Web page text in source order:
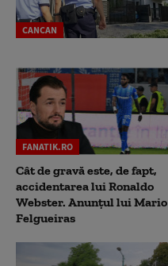
CANCAN
FANATIK.RO
Cât de gravă este, de fapt,
accidentarea lui Ronaldo
Webster. Anunțul lui Mario
Felgueiras